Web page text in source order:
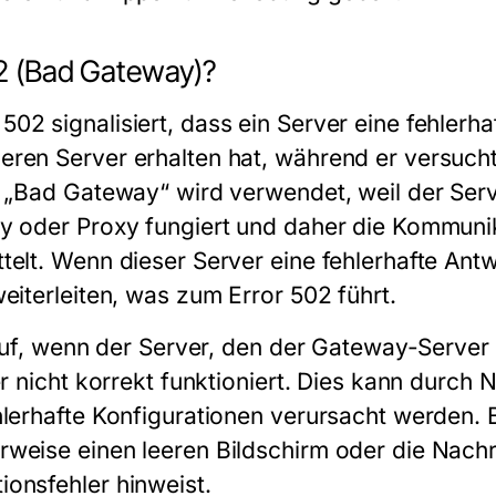
(Bad Gateway)?
signalisiert, dass ein Server eine
Server erhalten hat, während er
Gateway“ wird verwendet, weil der
oder Proxy fungiert und daher die
Wenn dieser Server eine fehlerhafte
was zum Error 502 führt.
wenn der Server, den der Gateway-
nicht korrekt funktioniert. Dies kann durch
Konfigurationen verursacht werden.
einen leeren Bildschirm oder die
hinweist.